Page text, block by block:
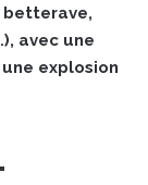
betterave,
avec une
explosion